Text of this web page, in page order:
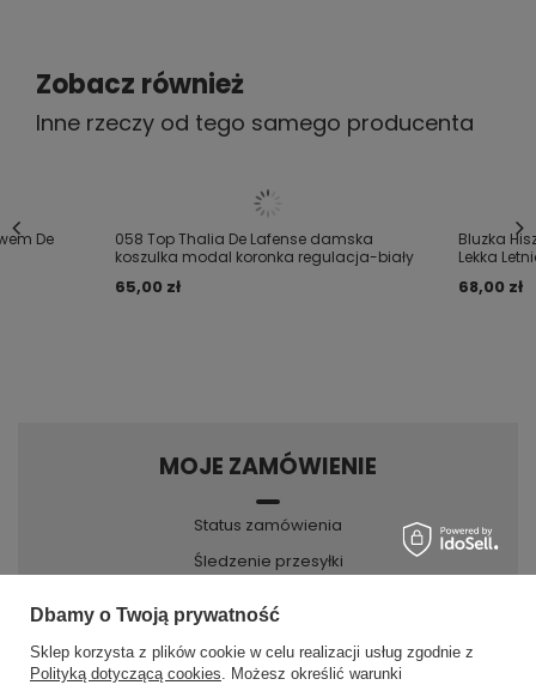
M - BIODRA 93-96 cm
L - BIODRA 97-99 cm
XXL - BIODRA 104-106 cm
Zobacz również
Inne rzeczy od tego samego producenta
De
058 Top Thalia De Lafense damska
koszulka modal koronka regulacja-biały
65,00 zł
Bluzka
Lekka
68,00 zł
MOJE ZAMÓWIENIE
Status zamówienia
Śledzenie przesyłki
Chcę zwrócić produkt
Kontakt
Dbamy o Twoją prywatność
Sklep korzysta z plików cookie w celu realizacji usług zgodnie z
Polityką dotyczącą cookies. Możesz określić warunki